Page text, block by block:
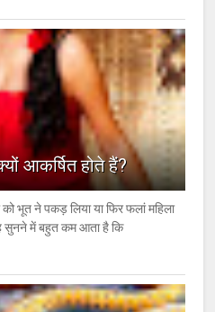
आकर्षित होते हैं?
भूत ने पकड़ लिया या फिर फलां महिला
सुनने में बहुत कम आता है कि